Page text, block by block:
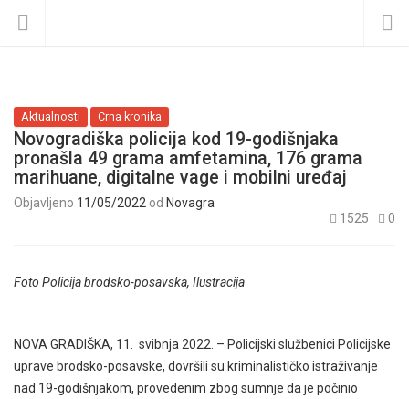
Aktualnosti Crna kronika
Novogradiška policija kod 19-godišnjaka
pronašla 49 grama amfetamina, 176 grama
marihuane, digitalne vage i mobilni uređaj
Objavljeno 11/05/2022 od Novagra
1525
0
Foto Policija brodsko-posavska, Ilustracija
NOVA GRADIŠKA, 11. svibnja 2022. – Policijski službenici Policijske
uprave brodsko-posavske, dovršili su kriminalističko istraživanje
nad 19-godišnjakom, provedenim zbog sumnje da je počinio